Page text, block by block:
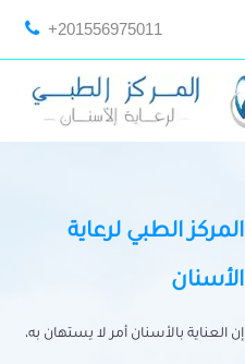
+201556975011
المركز الطبي لرعاية
الأسنان
إن العناية بالأسنان أمر لا يستهان به،